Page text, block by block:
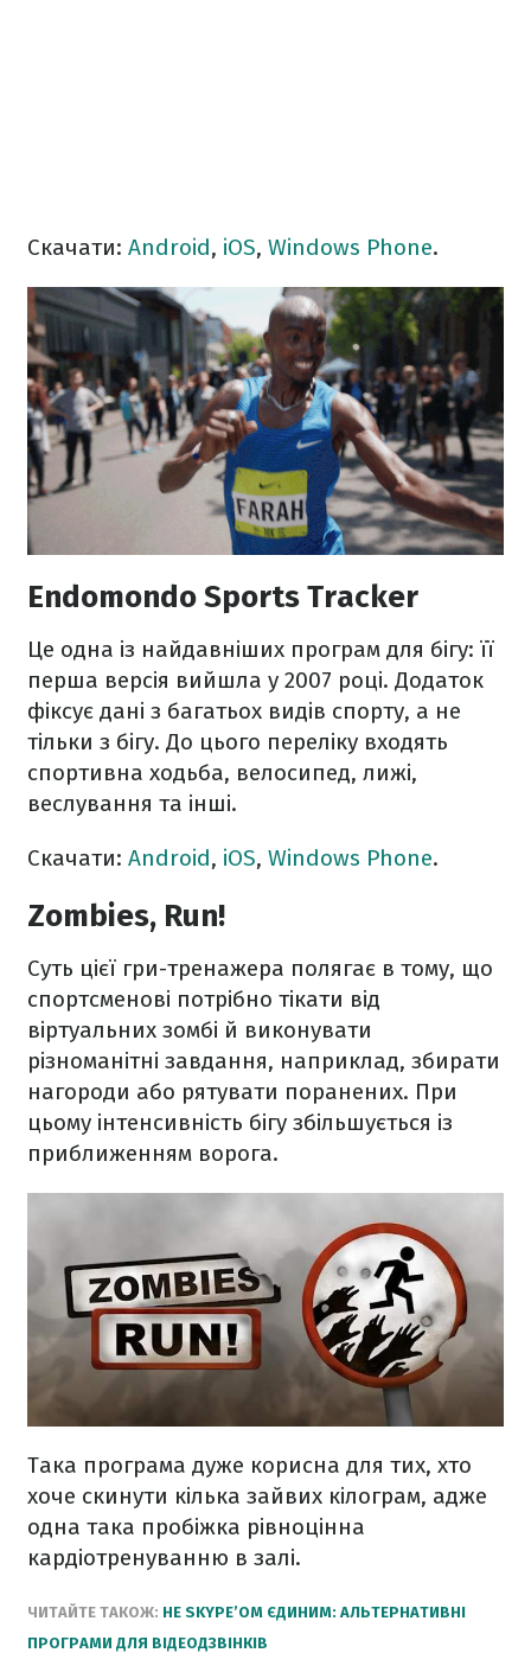
Скачати: Android, iOS, Windows Phone.
Endomondo Sports Tracker
Це одна із найдавніших програм для бігу: її
перша версія вийшла у 2007 році. Додаток
фіксує дані з багатьох видів спорту, а не
тільки з бігу. До цього переліку входять
спортивна ходьба, велосипед, лижі,
веслування та інші.
Скачати: Android, iOS, Windows Phone.
Zombies, Run!
Суть цієї гри-тренажера полягає в тому, що
спортсменові потрібно тікати від
віртуальних зомбі й виконувати
різноманітні завдання, наприклад, збирати
нагороди або рятувати поранених. При
цьому інтенсивність бігу збільшується із
приближенням ворога.
Така програма дуже корисна для тих, хто
хоче скинути кілька зайвих кілограм, адже
одна така пробіжка рівноцінна
кардіотренуванню в залі.
ЧИТАЙТЕ ТАКОЖ: НЕ SKYPE’ОМ ЄДИНИМ: АЛЬТЕРНАТИВНІ
ПРОГРАМИ ДЛЯ ВІДЕОДЗВІНКІВ